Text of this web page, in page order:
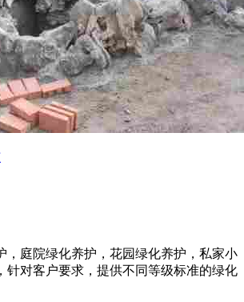
，庭院绿化养护，花园绿化养护，私家小
针对客户要求，提供不同等级标准的绿化